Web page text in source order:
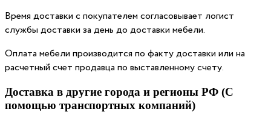
Время доставки с покупателем согласовывает логист
службы доставки за день до доставки мебели.
Оплата мебели производится по факту доставки или на
расчетный счет продавца по выставленному счету.
Доставка в другие города и регионы РФ (С
помощью транспортных компаний)